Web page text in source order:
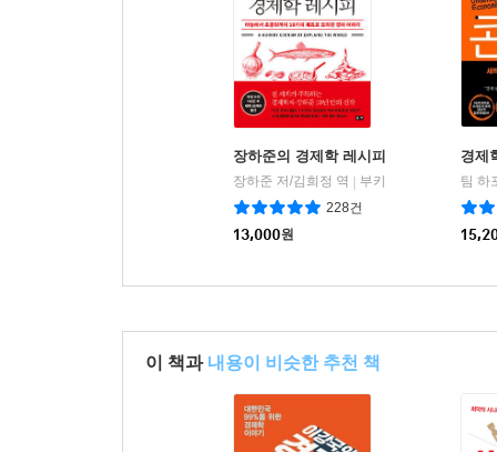
스티글리츠에 따르면, 좌파와 우파의 성장 전략
성장은 오래도록 지속될 수 있는 것이어야 하고,
둘째, 정부의 역할에 대한 시각이다. 좌파는 기
중요한 역할이라고 본다. 스티글리츠는 미국에
마지막 주장은 역설적이다. 요즘 시장의 본질을
아니라 좌파라는 것이다. 반면 확고한 집행력
때문에 정부 개입이 필요치 않다는 시장 옹호론자
장하준의 경제학 레시피
장하준 저/김희정 역
부키
228건
13,000원
경제
팀 하
이 책과 내용이 비슷한 추천 책